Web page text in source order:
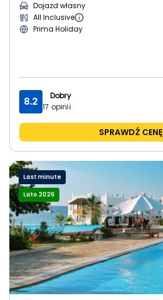
Dojazd własny
All Inclusive
Prima Holiday
8.2
Dobry
17 opinii
SPRAWDŹ CENĘ
Last minute
Lato 2026